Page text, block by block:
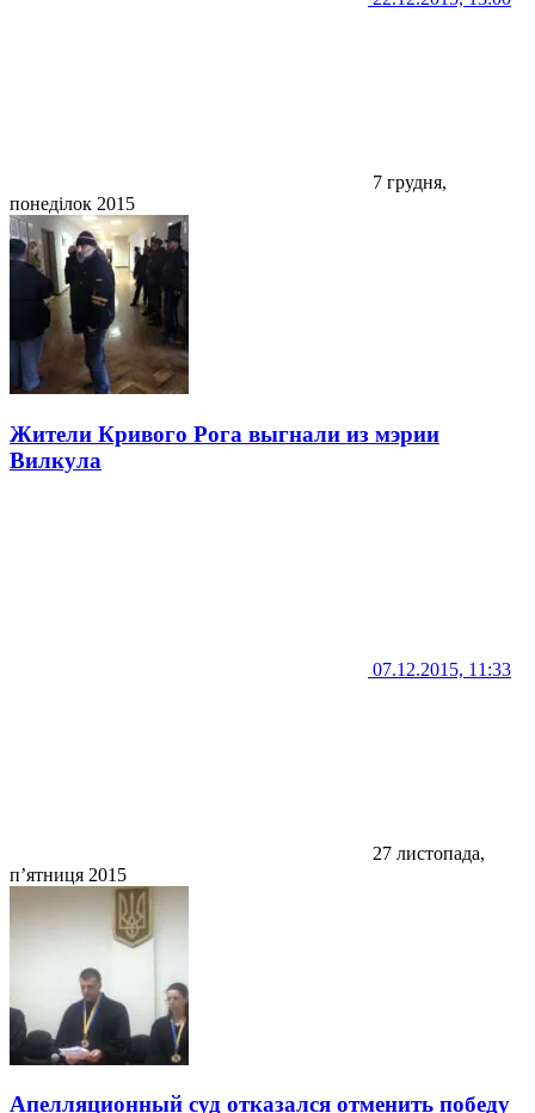
7 грудня,
понеділок 2015
Жители Кривого Рога выгнали из мэрии
Вилкула
07.12.2015, 11:33
27 листопада,
п’ятниця 2015
Апелляционный суд отказался отменить победу